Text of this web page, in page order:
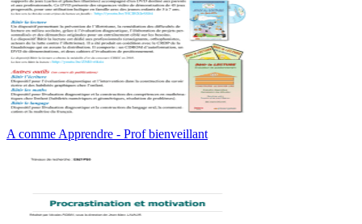
A comme Apprendre - Prof bienveillant